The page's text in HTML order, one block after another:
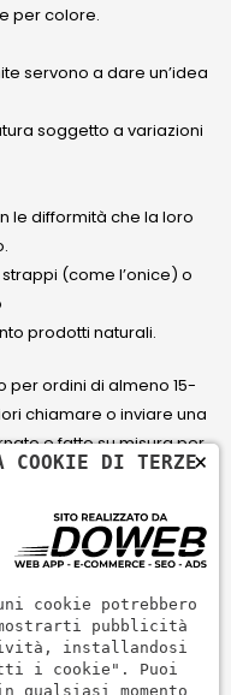
per colore.
servono a dare un’idea
soggetto a variazioni
le difformità che la loro
(come l’onice) o
prodotti naturali.
per ordini di almeno 15-
chiamare o inviare una
e fatto su misura per
Electron, Maestro,
serve per pagare,
in modo rapido,
×
COOKIE DI TERZE
cookie potrebbero
pubblicità
installandosi
i cookie". Puoi
qualsiasi momento